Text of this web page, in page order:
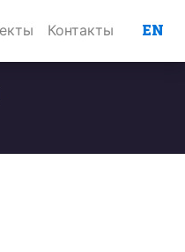
Контакты EN